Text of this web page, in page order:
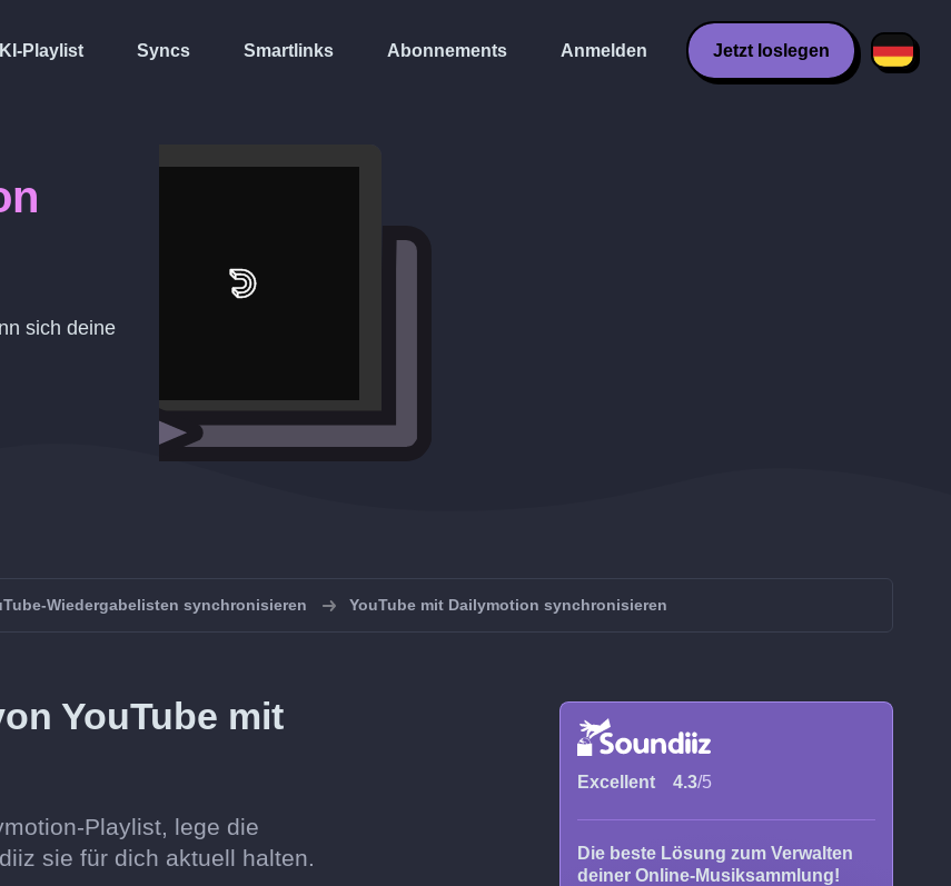
KI-Playlist Syncs Smartlinks Abonnements Anmelden Jetzt loslegen
sich deine
Wiedergabelisten synchronisieren YouTube mit Dailymotion synchronisieren
YouTube mit
Playlist, lege die
sie für dich aktuell halten.
Excellent 4.3/5
Die beste Lösung zum Verwalten
deiner Online-Musiksammlung!